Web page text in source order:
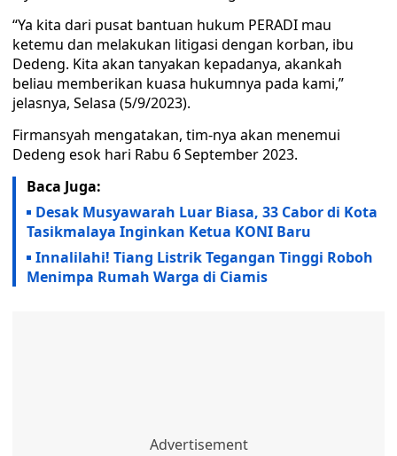
“Ya kita dari pusat bantuan hukum PERADI mau
ketemu dan melakukan litigasi dengan korban, ibu
Dedeng. Kita akan tanyakan kepadanya, akankah
beliau memberikan kuasa hukumnya pada kami,”
jelasnya, Selasa (5/9/2023).
Firmansyah mengatakan, tim-nya akan menemui
Dedeng esok hari Rabu 6 September 2023.
Baca Juga:
Desak Musyawarah Luar Biasa, 33 Cabor di Kota
Tasikmalaya Inginkan Ketua KONI Baru
Innalilahi! Tiang Listrik Tegangan Tinggi Roboh
Menimpa Rumah Warga di Ciamis